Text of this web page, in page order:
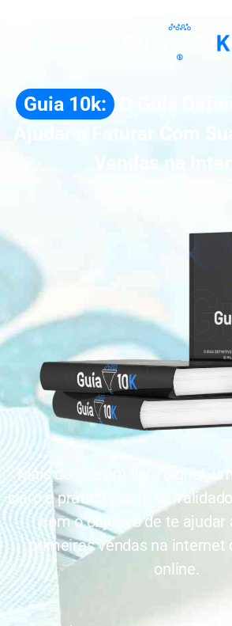
Guia 10k: O Guia
Ajudar a Faturar Com
Vendas na
Mais do que um livro digital,
claro e prático que já foi
com o objetivo de te ajudar
primeiras vendas na internet
online.